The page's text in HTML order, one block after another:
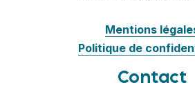
Mentions
Politique de
Contact